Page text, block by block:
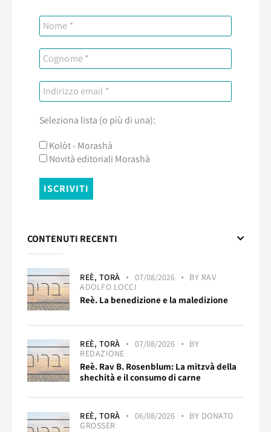
Seleziona lista (o più di una):
Kolòt - Morashà
Novità editoriali Morashà
CONTENUTI RECENTI
REÈ, TORÀ 07/08/2026 BY RAV
ADOLFO LOCCI
Reè. La benedizione e la maledizione
REÈ, TORÀ 07/08/2026
BY
REDAZIONE
Reè. Rav B. Rosenblum: La mitzvà della
shechità e il consumo di carne
REÈ, TORÀ 06/08/2026 BY DONATO
GROSSER